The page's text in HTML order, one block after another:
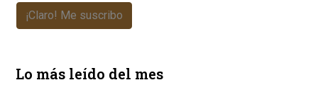
¡Claro! Me suscribo
Lo más leído del mes